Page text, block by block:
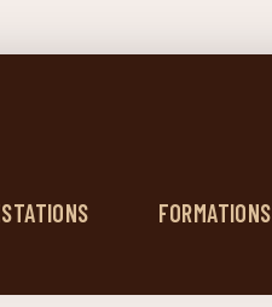
FORMATIONS